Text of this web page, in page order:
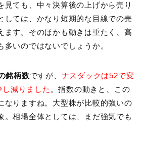
見ても、中々決算後の上げから売り
しては、かなり短期的な目線での売
ます。そのほかも動きは重たく、高
いのではないでしょうか。
銘柄数ですが、 ナスダックは52で変
減りました 。指数の動きと、この
なりますね。大型株が比較的強いの
。相場全体としては、まだ強気でも